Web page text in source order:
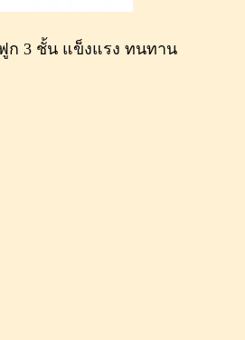
ก 3 ชั้น แข็งแรง ทนทาน